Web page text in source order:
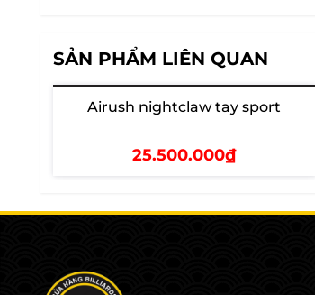
SẢN PHẨM LIÊN QUAN
Hết hàngAirush nightclaw tay sport
25.500.000₫